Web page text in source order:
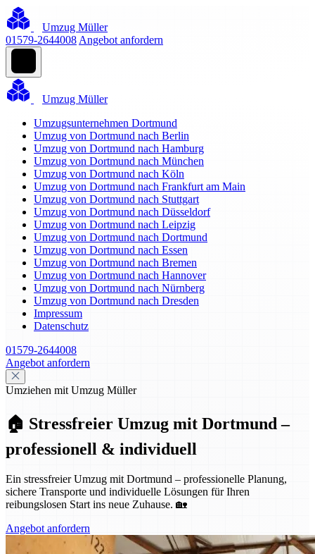
Umzug Müller
01579-2644008 Angebot anfordern
Umzug Müller
Umzugsunternehmen Dortmund
Umzug von Dortmund nach Berlin
Umzug von Dortmund nach Hamburg
Umzug von Dortmund nach München
Umzug von Dortmund nach Köln
Umzug von Dortmund nach Frankfurt am Main
Umzug von Dortmund nach Stuttgart
Umzug von Dortmund nach Düsseldorf
Umzug von Dortmund nach Leipzig
Umzug von Dortmund nach Dortmund
Umzug von Dortmund nach Essen
Umzug von Dortmund nach Bremen
Umzug von Dortmund nach Hannover
Umzug von Dortmund nach Nürnberg
Umzug von Dortmund nach Dresden
Impressum
Datenschutz
01579-2644008
Angebot anfordern
Umziehen mit Umzug Müller
🏠 Stressfreier Umzug mit Dortmund –
professionell & individuell
Ein stressfreier Umzug mit Dortmund – professionelle Planung,
sichere Transporte und individuelle Lösungen für Ihren
reibungslosen Start ins neue Zuhause. 🏡
Angebot anfordern